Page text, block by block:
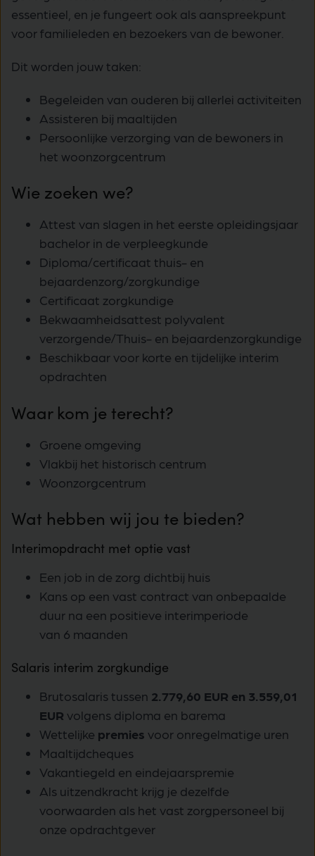
essentieel, en je fungeert ook als aanspreekpunt
voor familieleden en bezoekers van de bewoner.
Dit worden jouw taken:
Begeleiden van ouderen bij allerlei activiteiten
Assisteren bij maaltijden
Persoonlijke verzorging van de bewoners in
het woonzorgcentrum
Wie zoeken we?
Attest van slagen in het eerste opleidingsjaar
bachelor in de verpleegkunde
Diploma/certificaat thuis- en
bejaardenzorg/zorgkundige
Certificaat zorgkundige
Bekwaamheidsattest polyvalent
verzorgende/Thuis- en bejaardenzorgkundige
Beschikbaar voor korte en tijdelijke interim
opdrachten
Waar kom je terecht?
Groene omgeving
Vlakbij het historisch centrum
Woonzorgcentrum
Wat hebben wij jou te bieden?
Interimopdracht met optie vast
Een job in de zorg dichtbij huis
Kans op een vast contract van onbepaalde
duur na een positieve interimperiode
van 6 maanden
Salaris interim zorgkundige
Brutosalaris tussen 2.779,60 EUR en 3.559,01
EUR volgens diploma en barema
Wettelijke premies voor onregelmatige uren
Maaltijdcheques
Vakantiegeld en eindejaarspremie
Als uitzendkracht krijg je dezelfde
voorwaarden als het vast zorgpersoneel bij
onze opdrachtgever